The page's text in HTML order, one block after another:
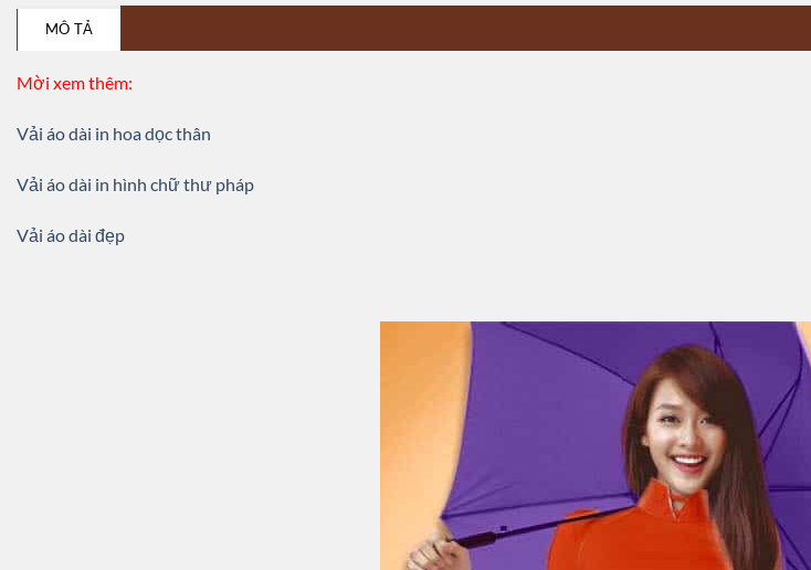
MÔ TẢ
Mời xem thêm:
Vải áo dài in hoa dọc thân
Vải áo dài in hình chữ thư pháp
Vải áo dài đẹp